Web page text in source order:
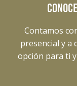
Contamos
presencial y a
opción para ti